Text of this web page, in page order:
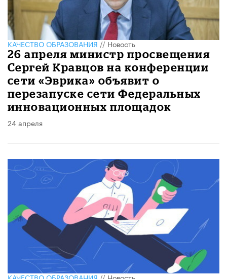
КАЧЕСТВО ОБРАЗОВАНИЯ//Новость
26 апреля министр просвещения
Сергей Кравцов на конференции
сети «Эврика» объявит о
перезапуске сети Федеральных
инновационных площадок
24 апреля